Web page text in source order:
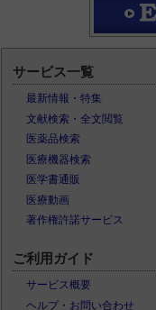
サービス一覧
最新情報・特集
文献検索・全文閲覧
医薬品検索
医療機器検索
医学書通販
医療動画
著作権許諾サービス
ご利用ガイド
サービス概要
ヘルプ・お問い合わせ